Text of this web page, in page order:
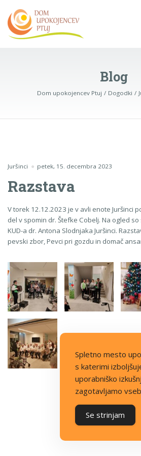
Blog
Dom upokojencev Ptuj Dogodki
Juršinci petek, 15. decembra 2023
Razstava
V torek 12.12.2023 je v avli enote Juršinci
del v spomin dr. Štefke Cobelj. Na ogled
KUD-a dr. Antona Slodnjaka Juršinci.
pevski zbor, Pevci pri gozdu in domač
Spletno mesto
s katerimi
uporabniško
zagotavljamo
Se strinjam